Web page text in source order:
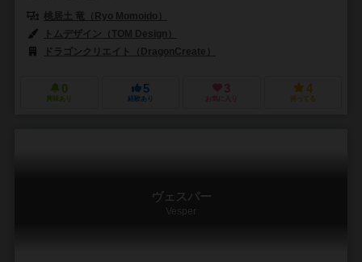
桃居土 竜（Ryo Momoido）
トムデザイン（TOM Design）
ドラゴンクリエイト（DragonCreate）
0
興味あり
5
経験あり
3
お気に入り
4
持ってる
ヴェスパー
Vesper